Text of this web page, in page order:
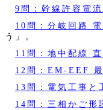
9問：幹線許容電流
10問：分岐回路
う」。
11問：地中配線 直
12問：EM-EEF
13問：電気工事と
14問：三相かご形